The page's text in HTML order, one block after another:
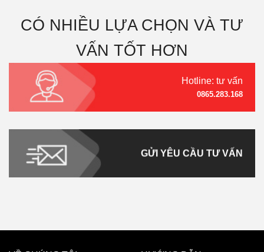
CÓ NHIỀU LỰA CHỌN VÀ TƯ
VẤN TỐT HƠN
Hotline: tư vấn
0865.283.168
GỬI YÊU CẦU TƯ VẤN